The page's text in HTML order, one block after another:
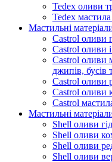
Tedex оливи
Tedex
Мастильні
Castrol оливи
Castrol оливи
Castrol оливи
джипів, бусів
Castrol оливи
Castrol оливи
Castrol
Мастильні
Shell оливи
Shell оливи
Shell оливи
Shell оливи